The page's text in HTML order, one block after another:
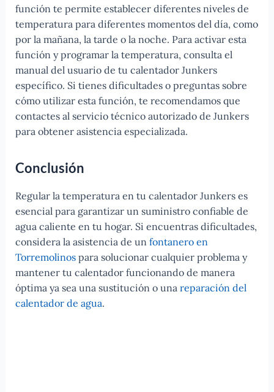
función te permite establecer diferentes niveles de
temperatura para diferentes momentos del día, como
por la mañana, la tarde o la noche. Para activar esta
función y programar la temperatura, consulta el
manual del usuario de tu calentador Junkers
específico. Si tienes dificultades o preguntas sobre
cómo utilizar esta función, te recomendamos que
contactes al servicio técnico autorizado de Junkers
para obtener asistencia especializada.
Conclusión
Regular la temperatura en tu calentador Junkers es
esencial para garantizar un suministro confiable de
agua caliente en tu hogar. Si encuentras dificultades,
considera la asistencia de un fontanero en
Torremolinospara solucionar cualquier problema y
mantener tu calentador funcionando de manera
óptima ya sea una sustitución o una reparación del
calentador de agua.